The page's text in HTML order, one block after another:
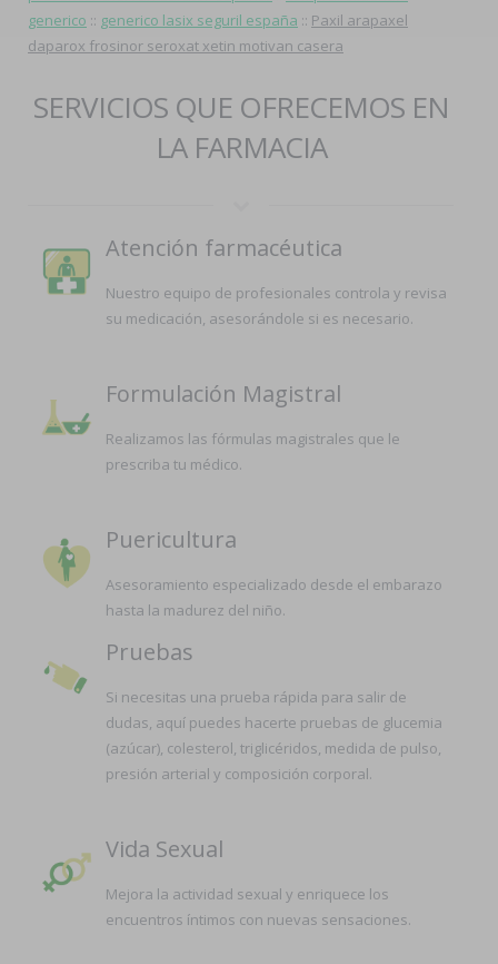
generico :: generico lasix seguril españa :: Paxil arapaxel
daparox frosinor seroxat xetin motivan casera
SERVICIOS QUE OFRECEMOS EN
LA FARMACIA
Atención farmacéutica
Nuestro equipo de profesionales controla y revisa
su medicación, asesorándole si es necesario.
Formulación Magistral
Realizamos las fórmulas magistrales que le
prescriba tu médico.
Puericultura
Asesoramiento especializado desde el embarazo
hasta la madurez del niño.
Pruebas
Si necesitas una prueba rápida para salir de
dudas, aquí puedes hacerte pruebas de glucemia
(azúcar), colesterol, triglicéridos, medida de pulso,
presión arterial y composición corporal.
Vida Sexual
Mejora la actividad sexual y enriquece los
encuentros íntimos con nuevas sensaciones.